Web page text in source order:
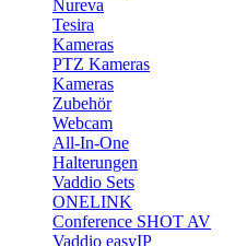
Nureva
Tesira
Kameras
PTZ Kameras
Kameras
Zubehör
Webcam
All-In-One
Halterungen
Vaddio Sets
ONELINK
Conference SHOT AV
Vaddio easyIP